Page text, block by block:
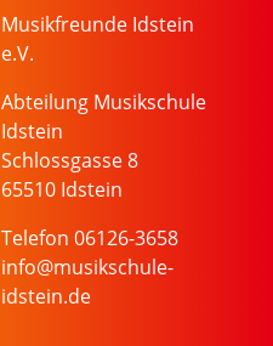
Musikfreunde Idstein
e.V.
Abteilung Musikschule
Idstein
Schlossgasse 8
65510 Idstein
Telefon 06126-3658
info@musikschule-
idstein.de